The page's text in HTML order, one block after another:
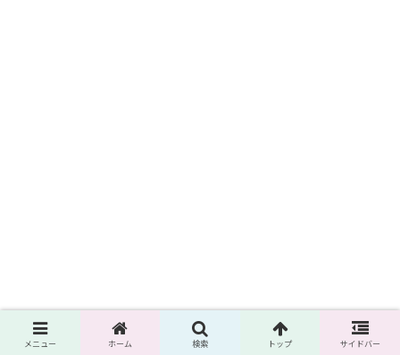
メニュー ホーム 検索 トップ サイドバー